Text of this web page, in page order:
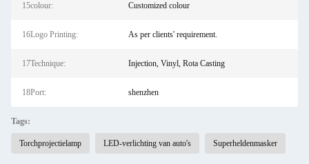
15colour: Customized colour
16Logo Printing: As per clients' requirement.
17Technique: Injection, Vinyl, Rota Casting
18Port: shenzhen
Tags:
Torchprojectielamp LED-verlichting van auto's Superheldenmasker